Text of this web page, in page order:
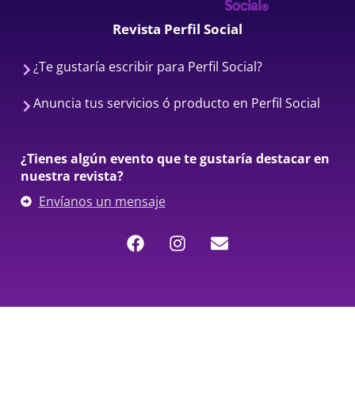
Revista Perfil Social
¿Te gustaría escribir para Perfil Social?
Anuncia tus servicios ó producto en Perfil Social
¿Tienes algún evento que te gustaría destacar en
nuestra revista?
Envíanos un mensaje